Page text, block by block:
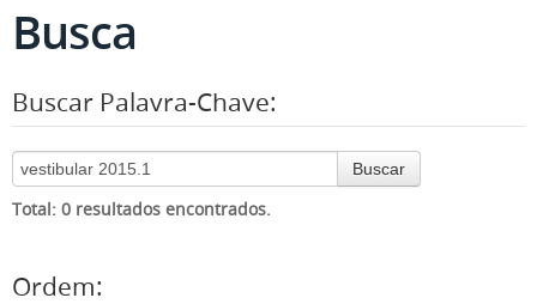
Busca
Buscar Palavra-Chave:
Buscar
Total: 0 resultados encontrados.
Ordem: